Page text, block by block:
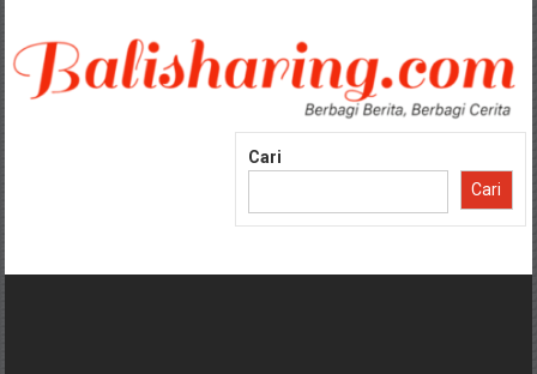
konten
Cari
Cari